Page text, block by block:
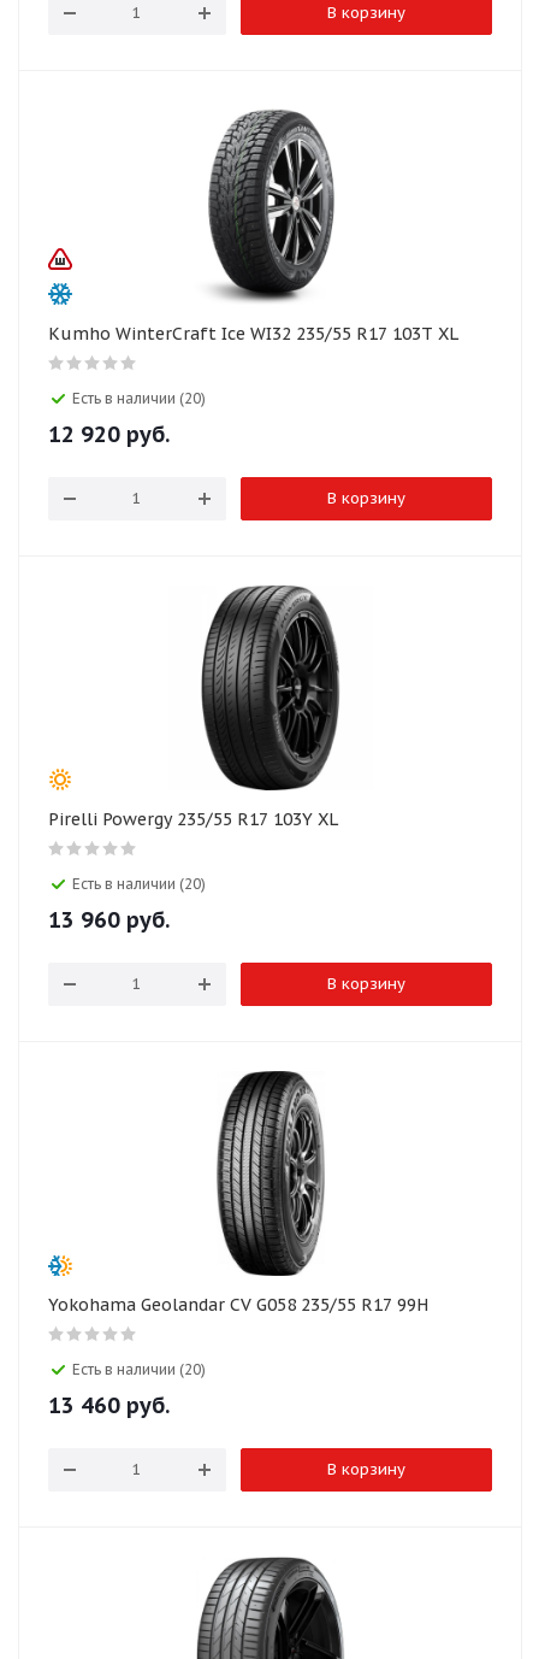
В корзину
Kumho WinterCraft Ice WI32 235/55 R17 103T XL
Есть в наличии (20)
12 920 руб.
В корзину
Pirelli Powergy 235/55 R17 103Y XL
Есть в наличии (20)
13 960 руб.
В корзину
Yokohama Geolandar CV G058 235/55 R17 99H
Есть в наличии (20)
13 460 руб.
В корзину